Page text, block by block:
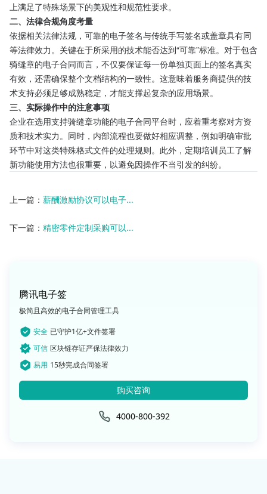
上满足了特殊场景下的美观性和规范性要求。
二、法律合规角度考量
依据相关法律法规，可靠的电子签名与传统手写签名或盖章具有同
等法律效力。关键在于所采用的技术能否达到“可靠”标准。对于包含
骑缝章的电子合同而言，不仅要保证每一份单独页面上的签名真实
有效，还需确保整个文档结构的一致性。这意味着服务商提供的技
术支持必须足够成熟稳定，才能支撑起复杂的应用场景。
三、实际操作中的注意事项
企业在选用支持骑缝章功能的电子合同平台时，应着重考察对方资
质和技术实力。同时，内部流程也要做好相应调整，例如明确审批
环节中对这类特殊格式文件的处理规则。此外，定期培训员工了解
新功能使用方法也很重要，以避免因操作不当引发的纠纷。
上一篇： 薪酬激励协议可以电子...
下一篇： 精密零件定制采购可以...
腾讯电子签
极简且高效的电子合同管理工具
安全 已守护1亿+文件签署
可信 区块链存证严保法律效力
易用 15秒完成合同签署
购买咨询
4000-800-392